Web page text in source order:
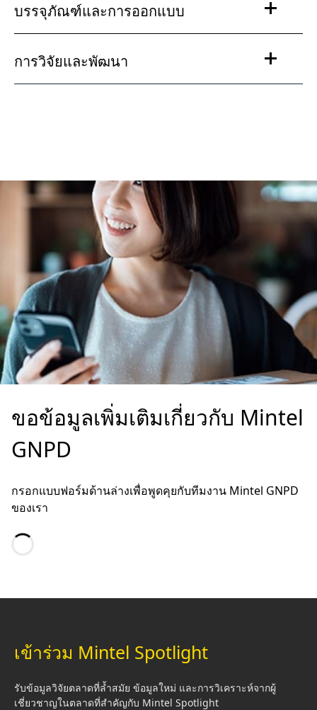
บรรจุภัณฑ์และการออกแบบ
การวิจัยและพัฒนา
ขอข้อมูลเพิ่มเติมเกี่ยวกับ Mintel
GNPD
กรอกแบบฟอร์มด้านล่างเพื่อพูดคุยกับทีมงาน Mintel GNPD
ของเรา
เข้าร่วม Mintel Spotlight
รับข้อมูลวิจัยตลาดที่ล้ำสมัย ข้อมูลใหม่ และการวิเคราะห์จากผู้
เชี่ยวชาญในตลาดที่สำคัญกับ Mintel Spotlight